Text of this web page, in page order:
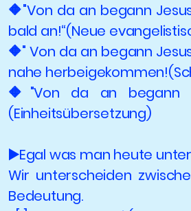
🔶"Von da an begann
bald an!“(Neue
🔶" Von da an begann
nahe
🔶"Von da an begann
(Einheitsübersetzung)
▶️Egal was man heute
Wir unterscheiden
Bedeutung.